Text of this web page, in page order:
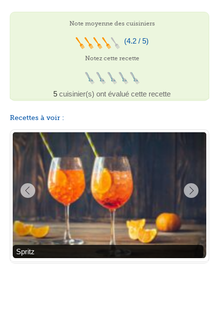
Note moyenne des cuisiniers
(4.2 / 5)
Notez cette recette
5 cuisinier(s) ont évalué cette recette
Recettes à voir :
Spritz